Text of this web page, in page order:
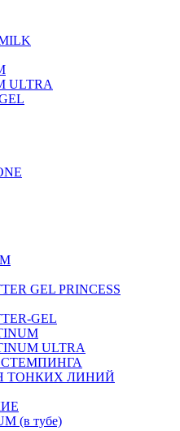
ULTRA
GEL PRINCESS
GEL
ULTRA
ТОНКИХ ЛИНИЙ
(в тубе)